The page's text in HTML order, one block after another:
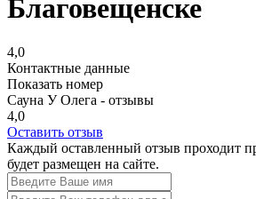
Благовещенске
4,0
Контактные данные
Показать номер
Сауна У Олега - отзывы
4,0
Оставить отзыв
Каждый оставленный отзыв проходит
будет размещен на сайте.